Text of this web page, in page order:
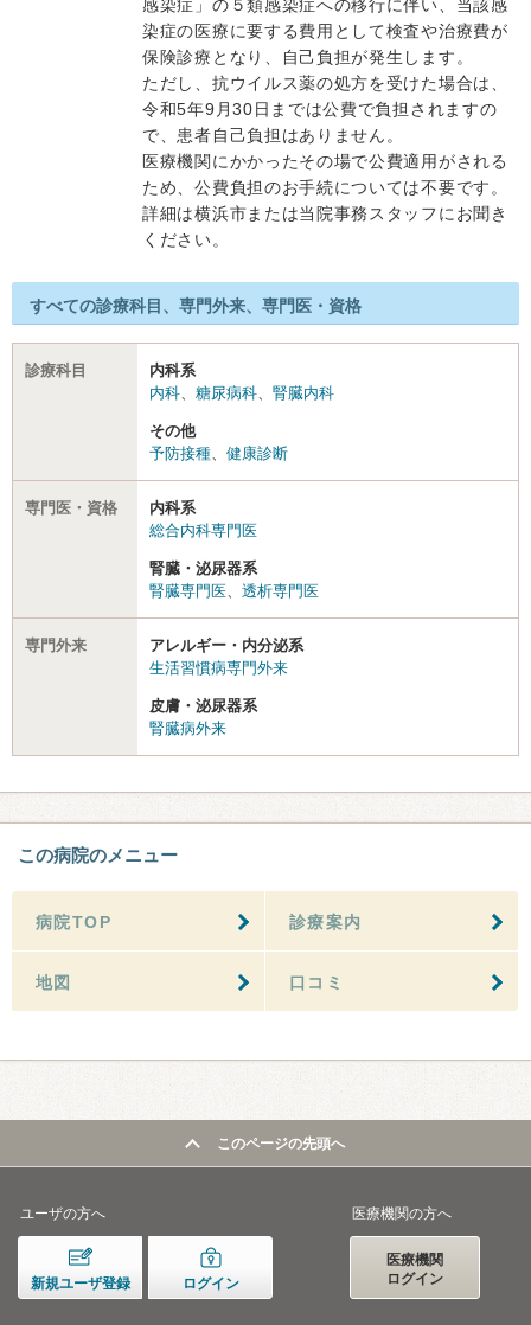
感染症」の５類感染症への移行に伴い、当該感
染症の医療に要する費用として検査や治療費が
保険診療となり、自己負担が発生します。
ただし、抗ウイルス薬の処方を受けた場合は、
令和5年9月30日までは公費で負担されますの
で、患者自己負担はありません。
医療機関にかかったその場で公費適用がされる
ため、公費負担のお手続については不要です。
詳細は横浜市または当院事務スタッフにお聞き
ください。
すべての診療科目、専門外来、専門医・資格
診療科目
内科系
内科、 糖尿病科、 腎臓内科
その他
予防接種、 健康診断
専門医・資格
内科系
総合内科専門医
腎臓・泌尿器系
腎臓専門医、 透析専門医
専門外来
アレルギー・内分泌系
生活習慣病専門外来
皮膚・泌尿器系
腎臓病外来
この病院のメニュー
病院TOP 診療案内
地図 口コミ
このページの先頭へ
ユーザの方へ
新規ユーザ登録 ログイン
医療機関の方へ
医療機関
ログイン